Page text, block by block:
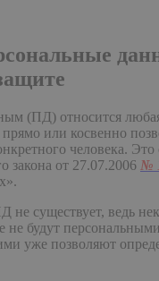
(ПД) относится
или косвенно
человека. Это
закона от 27.07.2006 №
не существует, ведь
не будут
уже позволяют